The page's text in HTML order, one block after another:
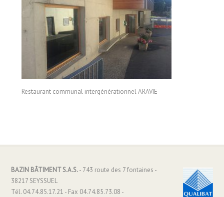
Restaurant communal intergénérationnel ARAVIE
BAZIN BÂTIMENT S.A.S.- 743 route des 7 fontaines -
38217 SEYSSUEL
Tél. 04.74.85.17.21 - Fax 04.74.85.73.08 -